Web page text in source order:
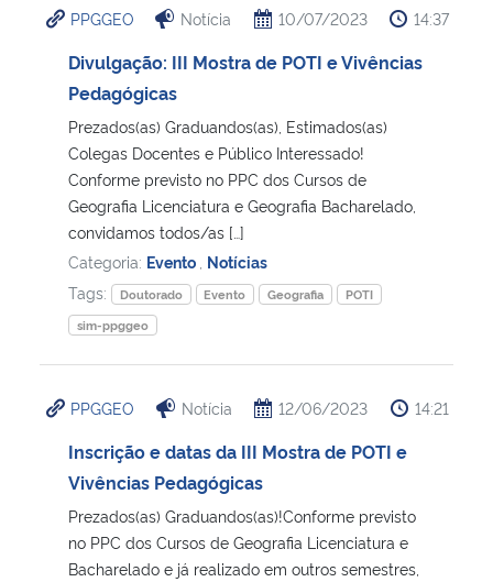
Ministério da Cidadania
Ministério da Saúde
Ministério de Minas e Energia
Ministério da Ciência, Tecnologia, Inovações e Comunicações
Ministério do Turismo
Ministério do Desenvolvimento Regional
Ministério da Mulher, da Família e dos Direitos Humanos
Secretaria-Geral
PPGGEO Notícia 10/07/2023 14:37
Divulgação: III Mostra de POTI e Vivências
Pedagógicas
Prezados(as) Graduandos(as), Estimados(as)
Colegas Docentes e Público Interessado!
Conforme previsto no PPC dos Cursos de
Geografia Licenciatura e Geografia Bacharelado,
convidamos todos/as […]
Categoria: Evento Notícias
Tags:
Doutorado Evento Geografia
POTI
sim-ppggeo
PPGGEO Notícia 12/06/2023 14:21
Inscrição e datas da III Mostra de POTI e
Vivências Pedagógicas
Prezados(as) Graduandos(as)!Conforme previsto
no PPC dos Cursos de Geografia Licenciatura e
Bacharelado e já realizado em outros semestres,